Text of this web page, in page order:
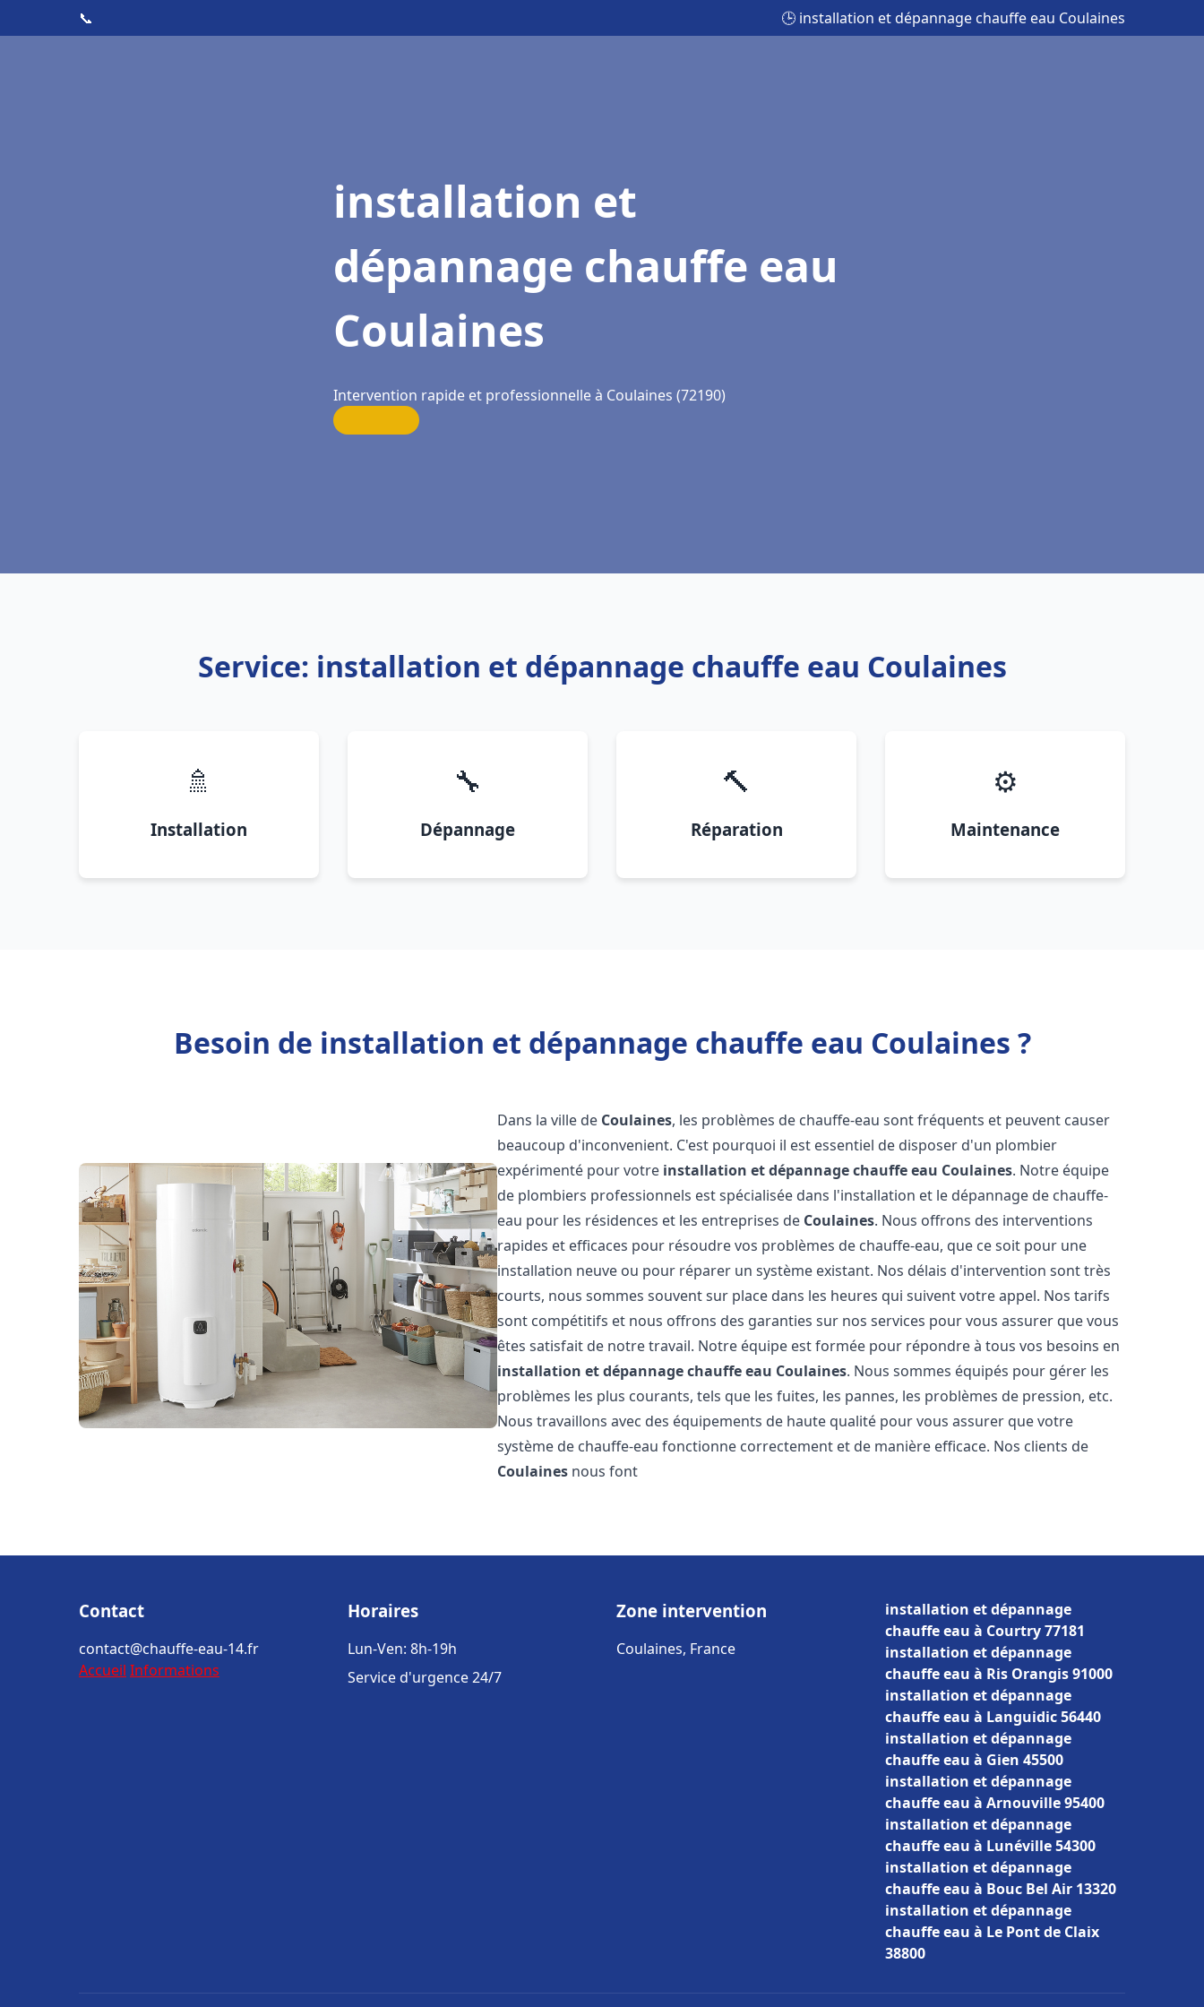
📞 🕒 installation et dépannage chauffe eau Coulaines
installation et
dépannage chauffe eau
Coulaines
Intervention rapide et professionnelle à Coulaines (72190)
Service: installation et dépannage chauffe eau Coulaines
🚿
Installation
🔧
Dépannage
🔨
Réparation
⚙️
Maintenance
Besoin de installation et dépannage chauffe eau Coulaines ?
Dans la ville de Coulaines, les problèmes de chauffe-eau sont fréquents et peuvent causer
beaucoup d'inconvenient. C'est pourquoi il est essentiel de disposer d'un plombier
expérimenté pour votre installation et dépannage chauffe eau Coulaines. Notre équipe
de plombiers professionnels est spécialisée dans l'installation et le dépannage de chauffe-
eau pour les résidences et les entreprises de Coulaines. Nous offrons des interventions
rapides et efficaces pour résoudre vos problèmes de chauffe-eau, que ce soit pour une
installation neuve ou pour réparer un système existant. Nos délais d'intervention sont très
courts, nous sommes souvent sur place dans les heures qui suivent votre appel. Nos tarifs
sont compétitifs et nous offrons des garanties sur nos services pour vous assurer que vous
êtes satisfait de notre travail. Notre équipe est formée pour répondre à tous vos besoins en
installation et dépannage chauffe eau Coulaines. Nous sommes équipés pour gérer les
problèmes les plus courants, tels que les fuites, les pannes, les problèmes de pression, etc.
Nous travaillons avec des équipements de haute qualité pour vous assurer que votre
système de chauffe-eau fonctionne correctement et de manière efficace. Nos clients de
Coulaines nous font
Contact
contact@chauffe-eau-14.fr
Accueil Informations
Horaires
Lun-Ven: 8h-19h
Service d'urgence 24/7
Zone intervention
Coulaines, France
installation et dépannage
chauffe eau à Courtry 77181
installation et dépannage
chauffe eau à Ris Orangis 91000
installation et dépannage
chauffe eau à Languidic 56440
installation et dépannage
chauffe eau à Gien 45500
installation et dépannage
chauffe eau à Arnouville 95400
installation et dépannage
chauffe eau à Lunéville 54300
installation et dépannage
chauffe eau à Bouc Bel Air 13320
installation et dépannage
chauffe eau à Le Pont de Claix
38800